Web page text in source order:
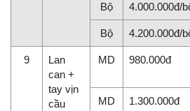
Bộ 4.000.000đ/
Bộ 4.200.000đ/
9
Lan
can +
tay vịn
cầu
MD 980.000đ
MD 1.300.000đ